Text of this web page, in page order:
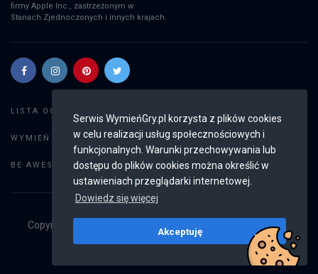
Serwis WymieńGry.pl korzysta z plików cookies
w celu realizacji usług społecznościowych i
funkcjonalnych. Warunki przechowywania lub
dostępu do plików cookies można określić w
ustawieniach przeglądarki internetowej.
Dowiedz się więcej
Akceptuję
firmy Apple Inc., zastrzeżonym w
Stanach Zjednoczonych i innych krajach.
LISTA OGŁOSZEŃ:
WYMIEŃ GRY: Dodaj ogłoszenie
BE AWESOME: Weryfikacja konta
Copyright © 2019 - 2026
Wszystkie prawa
v2.8.3